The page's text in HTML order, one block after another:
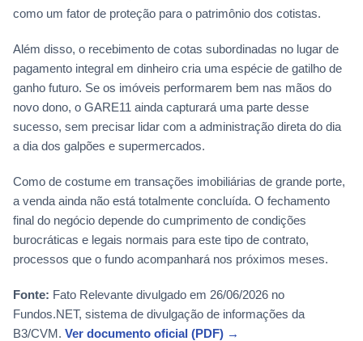
como um fator de proteção para o patrimônio dos cotistas.
Além disso, o recebimento de cotas subordinadas no lugar de
pagamento integral em dinheiro cria uma espécie de gatilho de
ganho futuro. Se os imóveis performarem bem nas mãos do
novo dono, o GARE11 ainda capturará uma parte desse
sucesso, sem precisar lidar com a administração direta do dia
a dia dos galpões e supermercados.
Como de costume em transações imobiliárias de grande porte,
a venda ainda não está totalmente concluída. O fechamento
final do negócio depende do cumprimento de condições
burocráticas e legais normais para este tipo de contrato,
processos que o fundo acompanhará nos próximos meses.
Fonte: Fato Relevante divulgado em 26/06/2026 no
Fundos.NET, sistema de divulgação de informações da
B3/CVM. Ver documento oficial (PDF) →